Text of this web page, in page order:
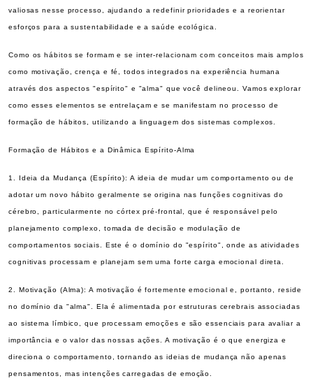
valiosas nesse processo, ajudando a redefinir prioridades e a reorientar
esforços para a sustentabilidade e a saúde ecológica.
Como os hábitos se formam e se inter-relacionam com conceitos mais amplos
como motivação, crença e fé, todos integrados na experiência humana
através dos aspectos "espírito" e "alma" que você delineou. Vamos explorar
como esses elementos se entrelaçam e se manifestam no processo de
formação de hábitos, utilizando a linguagem dos sistemas complexos.
Formação de Hábitos e a Dinâmica Espírito-Alma
1. Ideia da Mudança (Espírito): A ideia de mudar um comportamento ou de
adotar um novo hábito geralmente se origina nas funções cognitivas do
cérebro, particularmente no córtex pré-frontal, que é responsável pelo
planejamento complexo, tomada de decisão e modulação de
comportamentos sociais. Este é o domínio do "espírito", onde as atividades
cognitivas processam e planejam sem uma forte carga emocional direta.
2. Motivação (Alma): A motivação é fortemente emocional e, portanto, reside
no domínio da "alma". Ela é alimentada por estruturas cerebrais associadas
ao sistema límbico, que processam emoções e são essenciais para avaliar a
importância e o valor das nossas ações. A motivação é o que energiza e
direciona o comportamento, tornando as ideias de mudança não apenas
pensamentos, mas intenções carregadas de emoção.